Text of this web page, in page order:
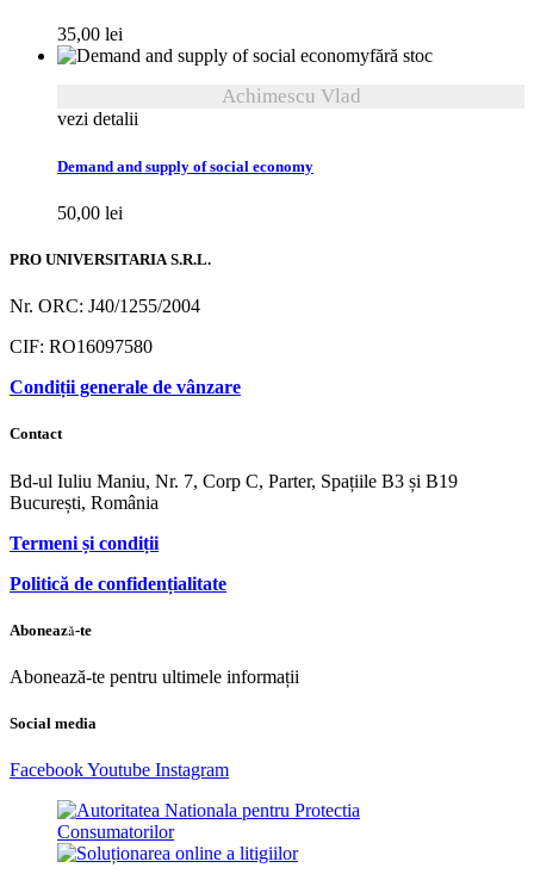
35,00 lei
fără stoc
Achimescu Vlad
vezi detalii
Demand and supply of social economy
50,00 lei
PRO UNIVERSITARIA S.R.L.
Nr. ORC: J40/1255/2004
CIF: RO16097580
Condiții generale de vânzare
Contact
Bd-ul Iuliu Maniu, Nr. 7, Corp C, Parter, Spațiile B3 și B19
București, România
Termeni și condiții
Politică de confidențialitate
Abonează-te
Abonează-te pentru ultimele informații
Social media
FacebookYoutube Instagram